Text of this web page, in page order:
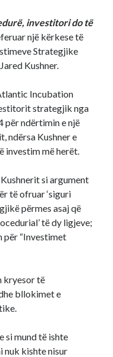
investitori do të
një kërkese të
Strategjike
Kushner.
Incubation
strategjik nga
për ndërtimin e një
ndërsa Kushner e
investim më herët.
si argument
të ofruar ‘siguri
përmes asaj që
të dy ligjeve;
për “Investimet
kryesor të
bllokimet e
si mund të ishte
nuk kishte nisur